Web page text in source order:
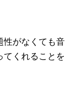
性がなくても音
てくれることを